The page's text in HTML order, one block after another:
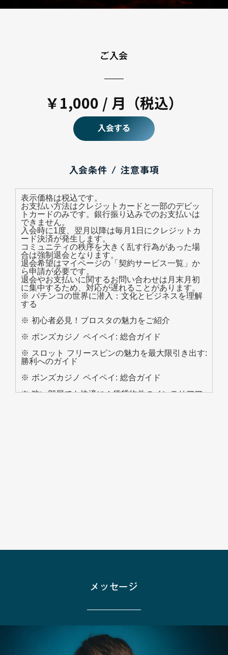
ご入会
￥1,000 / 月（税込）
入会する
入会条件 / 注意事項
表示価格は税込です。
お支払い方法はクレジットカードと一部のデビッ
トカードのみです。銀行振り込みでのお支払いは
できません。
入会時に1度、翌月以降は毎月1日にクレジットカ
ード決済が発生します。
コミュニティの秩序を大きく乱す行為があった場
合は強制退会となります。
退会希望はマイページの「契約サービス一覧」か
ら申請が必要です。
退会やお支払いに関するお問い合わせは月末月初
に集中するため、対応が遅れることがあります。
※ パチンコの世界に潜入：文化とビジネスを理解
する
※ 初心者必見！ブロスタの魅力をご紹介
※ ボンズカジノ ペイペイ: 総合ガイド
※ スロット フリースピンの魅力を最大限引き出す:
勝利へのガイド
※ ボンズカジノ ペイペイ: 総合ガイド
※ 狭い部屋でも快適に！賃貸物件のインテリアア
※ 悪い習慣: スポーツに賭けるときに避けるべきこ
※ 初心者向けチートシート: オンラインカジノの始
メッセージ